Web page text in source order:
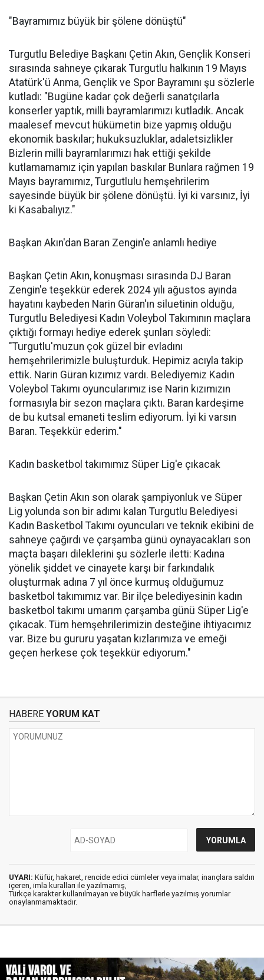
"Bayramımız büyük bir şölene dönüştü"
Turgutlu Belediye Başkanı Çetin Akın, Gençlik Konseri
sırasında sahneye çıkarak Turgutlu halkının 19 Mayıs
Atatürk'ü Anma, Gençlik ve Spor Bayramını şu sözlerle
kutladı: "Bugüne kadar çok değerli sanatçılarla
konserler yaptık, milli bayramlarımızı kutladık. Ancak
maalesef mevcut hükümetin bize yapmış olduğu
ekonomik baskılar; hukuksuzluklar, adaletsizlikler
Bizlerin milli bayramlarımızı hak ettiği şekilde
kutlamamamız için yapılan baskılar Bunlara rağmen 19
Mayıs bayramımız, Turgutlulu hemşehrilerim
sayesinde büyük bir şölene dönüştü. İyi ki varsınız, İyi
ki Kasabalıyız."
Başkan Akın'dan Baran Zengin'e anlamlı hediye
Başkan Çetin Akın, konuşması sırasında DJ Baran
Zengin'e teşekkür ederek 2024 yılı ağustos ayında
hayatını kaybeden Narin Güran'ın siluetinin olduğu,
Turgutlu Belediyesi Kadın Voleybol Takımının maçlara
çıktığı formayı hediye ederek şunları söyledi:
"Turgutlu'muzun çok güzel bir evladını
hemşehrilerimizle buluşturduk. Hepimiz acıyla takip
ettik. Narin Güran kızımız vardı. Belediyemiz Kadın
Voleybol Takımı oyuncularımız ise Narin kızımızın
formasıyla bir sezon maçlara çıktı. Baran kardeşime
de bu kutsal emaneti teslim ediyorum. İyi ki varsın
Baran. Teşekkür ederim."
Kadın basketbol takımımız Süper Lig'e çıkacak
Başkan Çetin Akın son olarak şampiyonluk ve Süper
Lig yolunda son bir adımı kalan Turgutlu Belediyesi
Kadın Basketbol Takımı oyuncuları ve teknik ekibini de
sahneye çağırdı ve çarşamba günü oynayacakları son
maçta başarı dileklerini şu sözlerle iletti: Kadına
yönelik şiddet ve cinayete karşı bir farkındalık
oluşturmak adına 7 yıl önce kurmuş olduğumuz
basketbol takımımız var. Bir ilçe belediyesinin kadın
basketbol takımı umarım çarşamba günü Süper Lig'e
çıkacak. Tüm hemşehrilerimizin desteğine ihtiyacımız
var. Bize bu gururu yaşatan kızlarımıza ve emeği
geçen herkese çok teşekkür ediyorum."
HABERE YORUM KAT
UYARI: Küfür, hakaret, rencide edici cümleler veya imalar, inançlara saldırı
içeren, imla kuralları ile yazılmamış,
Türkçe karakter kullanılmayan ve büyük harflerle yazılmış yorumlar
onaylanmamaktadır.